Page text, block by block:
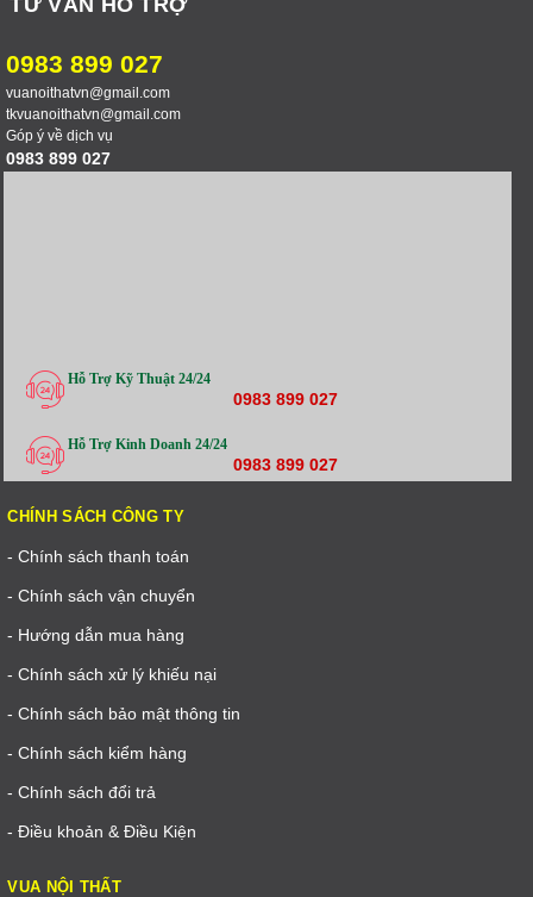
0983 899 027
vuanoithatvn@gmail.com
tkvuanoithatvn@gmail.com
Góp ý về dịch vụ
0983 899 027
Hỗ Trợ Kỹ Thuật 24/24
0983 899 027
Hỗ Trợ Kinh Doanh 24/24
0983 899 027
CHÍNH SÁCH CÔNG TY
- Chính sách thanh toán
- Chính sách vận chuyển
- Hướng dẫn mua hàng
- Chính sách xử lý khiếu nại
- Chính sách bảo mật thông tin
- Chính sách kiểm hàng
- Chính sách đổi trả
- Điều khoản & Điều Kiện
VUA NỘI THẤT